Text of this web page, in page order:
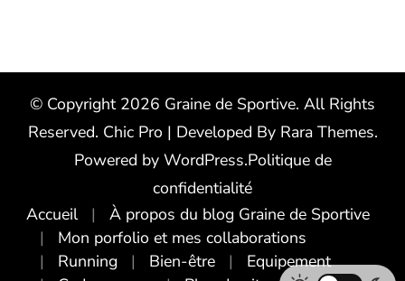
© Copyright 2026 Graine de Sportive. All Rights
Reserved. Chic Pro | Developed By Rara Themes.
Powered by WordPress.Politique de
confidentialité
Accueil
À propos du blog Graine de Sportive
Mon porfolio et mes collaborations
Running
Bien-être
Equipement